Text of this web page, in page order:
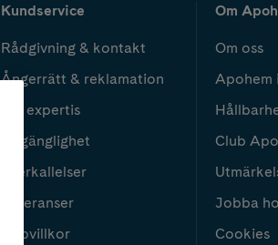
Kundservice
Rådgivning & kontakt
Ångerrätt & reklamation
Vår expertis
Tillgänglighet
Återkallelser
Leveranser
Köpvillkor
Om
Om oss
Apohem
Club
Jobba
Cookies